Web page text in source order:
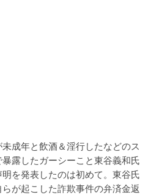
未成年と飲酒＆淫行したなどのス
露したガーシーこと東谷義和氏
を発表したのは初めて。東谷氏
が起こした詐欺事件の弁済金返